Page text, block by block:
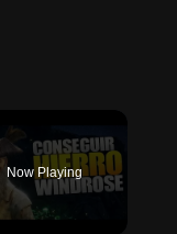
Now Playing